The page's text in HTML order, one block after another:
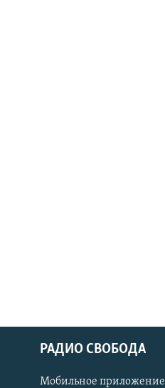
РАДИО СВОБОДА
Мобильное приложение